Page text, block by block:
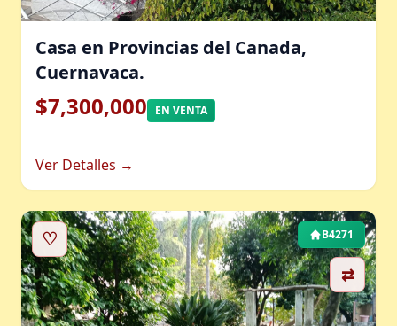
Casa en Provincias del Canada,
Cuernavaca.
$7,300,000 EN VENTA
Ver Detalles →
♡
⇄
B4271